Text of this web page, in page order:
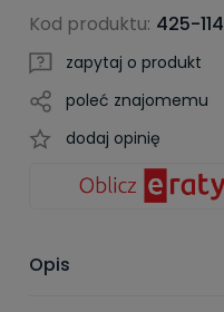
Kod produktu: 425-114
zapytaj o produkt
poleć znajomemu
dodaj opinię
Opis